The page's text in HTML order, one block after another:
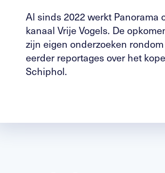
Al sinds 2022 werkt Panorama
kanaal Vrije Vogels. De
zijn eigen onderzoeken
eerder reportages over het
Schiphol.